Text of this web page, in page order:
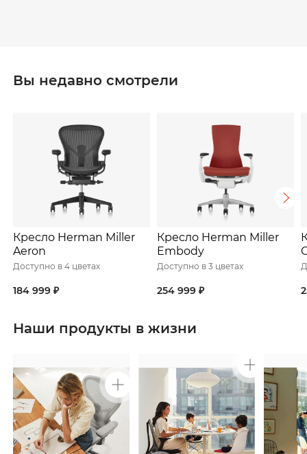
Вы недавно смотрели
Кресло Herman Miller
Aeron
184 999 ₽
Доступно в 4 цветах
Кресло Herman Miller
Embody
254 999 ₽
Доступно в 3 цветах
Наши продукты в жизни